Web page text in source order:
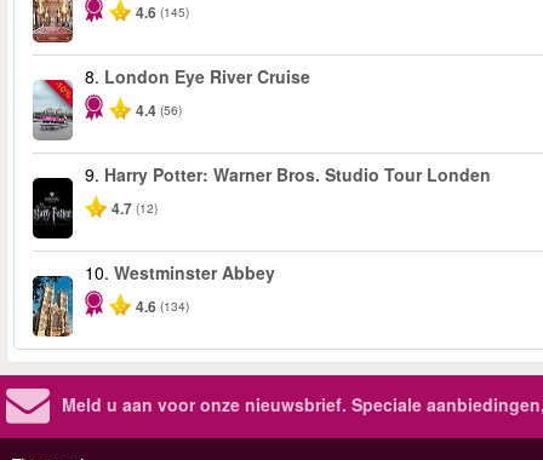
4.6 (145)
-10%
8. London Eye River Cruise
4.4 (56)
9. Harry Potter: Warner Bros. Studio Tour Londen
4.7 (12)
10. Westminster Abbey
4.6 (134)
Meld u aan voor onze nieuwsbrief. Speciale